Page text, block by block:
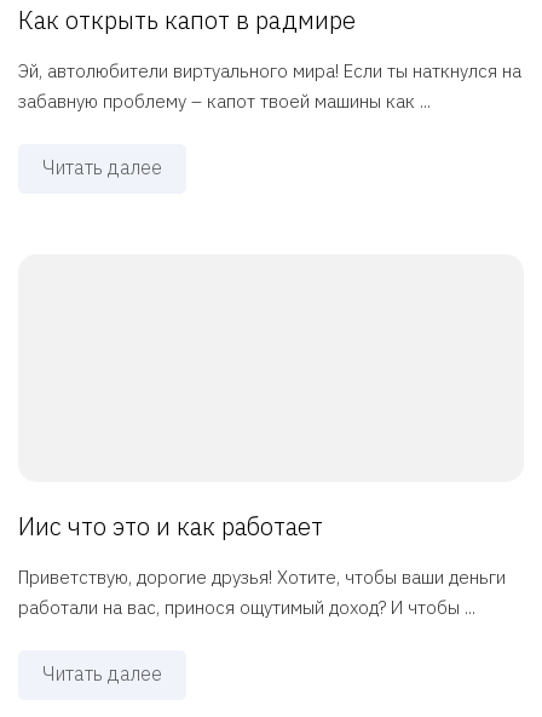
Как открыть капот в радмире
Эй, автолюбители виртуального мира! Если ты наткнулся на
забавную проблему – капот твоей машины как ...
Читать далее
Иис что это и как работает
Приветствую, дорогие друзья! Хотите, чтобы ваши деньги
работали на вас, принося ощутимый доход? И чтобы ...
Читать далее